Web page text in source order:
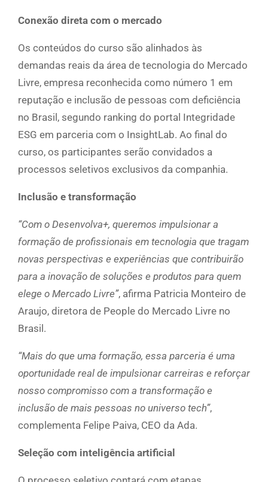
Conexão direta com o mercado
Os conteúdos do curso são alinhados às
demandas reais da área de tecnologia do Mercado
Livre, empresa reconhecida como número 1 em
reputação e inclusão de pessoas com deficiência
no Brasil, segundo ranking do portal Integridade
ESG em parceria com o InsightLab. Ao final do
curso, os participantes serão convidados a
processos seletivos exclusivos da companhia.
Inclusão e transformação
“Com o Desenvolva+, queremos impulsionar a
formação de profissionais em tecnologia que tragam
novas perspectivas e experiências que contribuirão
para a inovação de soluções e produtos para quem
elege o Mercado Livre”, afirma Patricia Monteiro de
Araujo, diretora de People do Mercado Livre no
Brasil.
“Mais do que uma formação, essa parceria é uma
oportunidade real de impulsionar carreiras e reforçar
nosso compromisso com a transformação e
inclusão de mais pessoas no universo tech”,
complementa Felipe Paiva, CEO da Ada.
Seleção com inteligência artificial